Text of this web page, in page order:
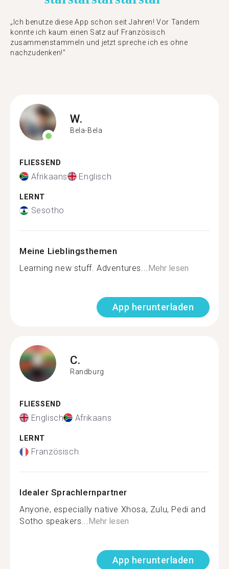
„Ich benutze diese App schon seit Jahren! Vor Tandem
konnte ich kaum einen Satz auf Französisch
zusammenstammeln und jetzt spreche ich es ohne
nachzudenken!"
W.
Bela-Bela
FLIESSEND
Afrikaans Englisch
LERNT
Sesotho
Meine Lieblingsthemen
Learning new stuff. Adventures...Mehr lesen
App herunterladen
C.
Randburg
FLIESSEND
Englisch Afrikaans
LERNT
Französisch
Idealer Sprachlernpartner
Anyone, especially native Xhosa, Zulu, Pedi and
Sotho speakers...Mehr lesen
App herunterladen